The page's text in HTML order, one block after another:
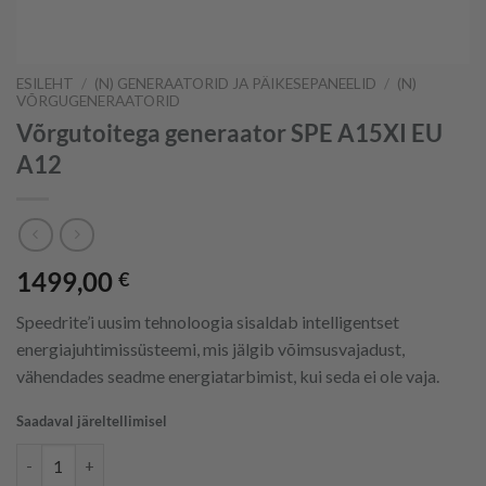
ESILEHT / (N) GENERAATORID JA PÄIKESEPANEELID / (N)
VÕRGUGENERAATORID
Võrgutoitega generaator SPE A15XI EU
A12
1499,00 €
Speedrite’i uusim tehnoloogia sisaldab intelligentset
energiajuhtimissüsteemi, mis jälgib võimsusvajadust,
vähendades seadme energiatarbimist, kui seda ei ole vaja.
Saadaval järeltellimisel